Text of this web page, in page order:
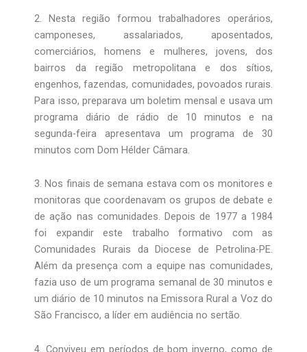
2. Nesta região formou trabalhadores operários,
camponeses, assalariados, aposentados,
comerciários, homens e mulheres, jovens, dos
bairros da região metropolitana e dos sítios,
engenhos, fazendas, comunidades, povoados rurais.
Para isso, preparava um boletim mensal e usava um
programa diário de rádio de 10 minutos e na
segunda-feira apresentava um programa de 30
minutos com Dom Hélder Câmara.
3. Nos finais de semana estava com os monitores e
monitoras que coordenavam os grupos de debate e
de ação nas comunidades. Depois de 1977 a 1984
foi expandir este trabalho formativo com as
Comunidades Rurais da Diocese de Petrolina-PE.
Além da presença com a equipe nas comunidades,
fazia uso de um programa semanal de 30 minutos e
um diário de 10 minutos na Emissora Rural a Voz do
São Francisco, a líder em audiência no sertão.
4. Conviveu em períodos de bom inverno, como de